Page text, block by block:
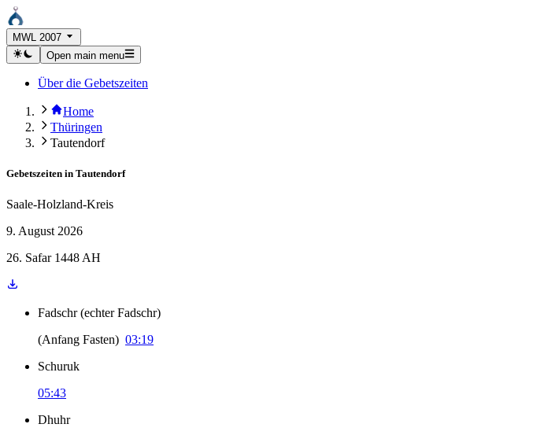
MWL 2007
Open main menu
Über die Gebetszeiten
Home
Thüringen
Tautendorf
Gebetszeiten in Tautendorf
Saale-Holzland-Kreis
9. August 2026
26. Safar 1448 AH
Fadschr (echter Fadschr)
(Anfang Fasten) 03:19
Schuruk
05:43
Dhuhr